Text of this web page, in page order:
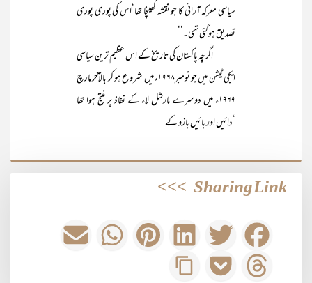
سیاسی معرکہ آرائی کا جو نقشہ کھینچا تھا‘اس کی پوری پوری
تصدیق ہوگئی تھی۔‘‘
اگرچہ پاکستان کی تاریخ کے اس عظیم ترین سیاسی
ایجی ٹیشن میں جو نومبر۱۹۶۸ء میں شروع ہو کر بالآخر مارچ
۱۹۶۹ء میں دوسرے مارشل لاء کے نفاذ پر منتج ہوا تھا
‘دائیں اور بائیں بازو کے
Sharing Link
>>>